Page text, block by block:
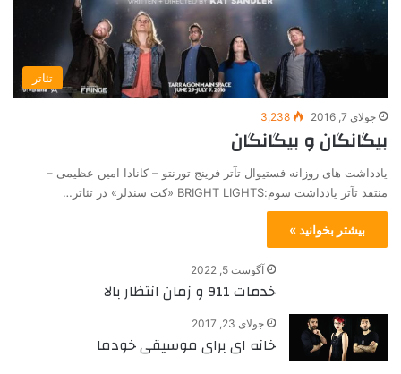
تئاتر
جولای 7, 2016 3,238
بیگانگان و بیگانگان
یادداشت های روزانه فستیوال تآتر فرینج تورنتو – کانادا امین عظیمی –
منتقد تآتر یادداشت سوم:BRIGHT LIGHTS «کت سندلر» در تئاتر…
بیشتر بخوانید »
آگوست 5, 2022
خدمات 911 و زمان انتظار بالا
جولای 23, 2017
خانه ای برای موسیقی خودما